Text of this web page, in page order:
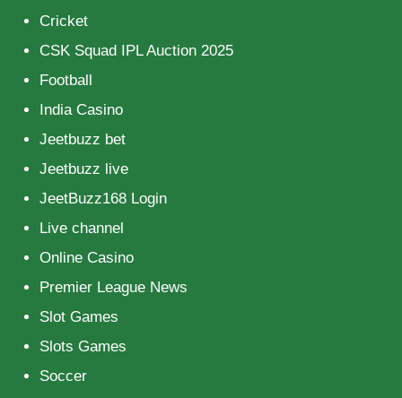
Cricket
CSK Squad IPL Auction 2025
Football
India Casino
Jeetbuzz bet
Jeetbuzz live
JeetBuzz168 Login
Live channel
Online Casino
Premier League News
Slot Games
Slots Games
Soccer